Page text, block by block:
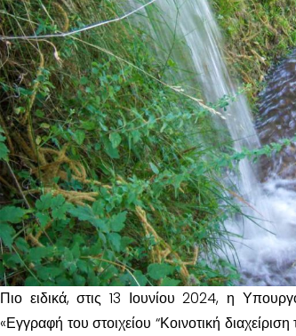
Πιο ειδικά, στις 13 Ιουνίου 2024, η
«Εγγραφή του στοιχείου “Κοινοτική